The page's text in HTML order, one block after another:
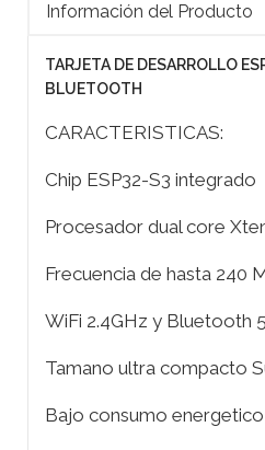
Información del Producto
TARJETA DE DESARROLLO
BLUETOOTH
CARACTERISTICAS:
Chip ESP32-S3 integrado
Procesador dual core
Frecuencia de hasta 240
WiFi 2.4GHz y Bluetooth
Tamano ultra compacto
Bajo consumo energetico